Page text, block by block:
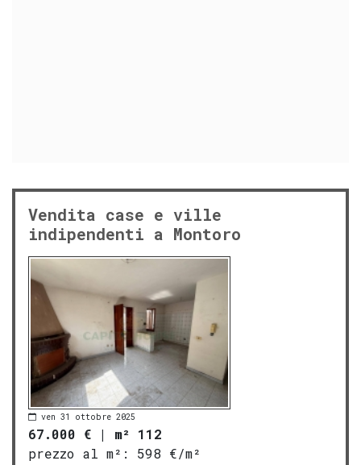
Vendita case e ville
indipendenti a Montoro
ven 31 ottobre 2025
67.000 € | m² 112
prezzo al m²:
598 €/m²